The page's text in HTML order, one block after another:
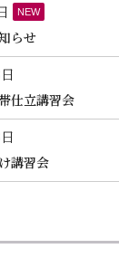
NEW
らせ
仕立講習会
講習会